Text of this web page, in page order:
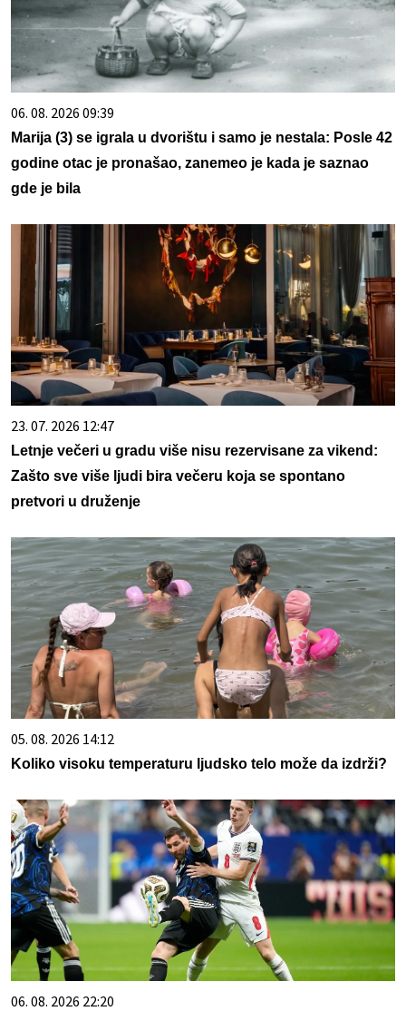
06. 08. 2026 09:39
Marija (3) se igrala u dvorištu i samo je nestala: Posle 42
godine otac je pronašao, zanemeo je kada je saznao
gde je bila
23. 07. 2026 12:47
Letnje večeri u gradu više nisu rezervisane za vikend:
Zašto sve više ljudi bira večeru koja se spontano
pretvori u druženje
05. 08. 2026 14:12
Koliko visoku temperaturu ljudsko telo može da izdrži?
06. 08. 2026 22:20